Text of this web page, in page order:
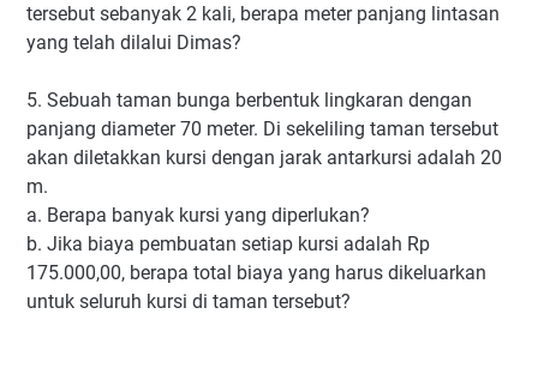
tersebut sebanyak 2 kali, berapa meter panjang lintasan
yang telah dilalui Dimas?
5. Sebuah taman bunga berbentuk lingkaran dengan
panjang diameter 70 meter. Di sekeliling taman tersebut
akan diletakkan kursi dengan jarak antarkursi adalah 20
m.
a. Berapa banyak kursi yang diperlukan?
b. Jika biaya pembuatan setiap kursi adalah Rp
175.000,00, berapa total biaya yang harus dikeluarkan
untuk seluruh kursi di taman tersebut?